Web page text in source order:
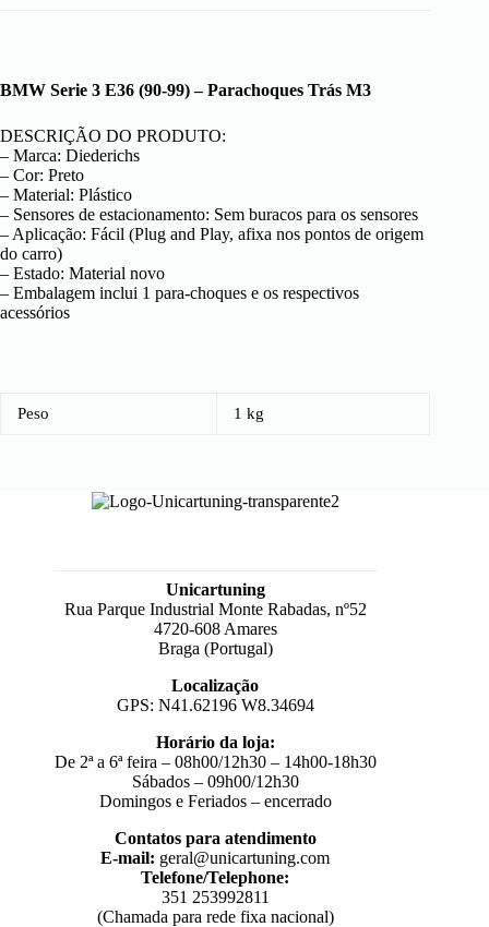
BMW Serie 3 E36 (90-99) – Parachoques Trás M3
DESCRIÇÃO DO PRODUTO:
– Marca: Diederichs
– Cor: Preto
– Material: Plástico
– Sensores de estacionamento: Sem buracos para os sensores
– Aplicação: Fácil (Plug and Play, afixa nos pontos de origem
do carro)
– Estado: Material novo
– Embalagem inclui 1 para-choques e os respectivos
acessórios
Peso 1 kg
Unicartuning
Rua Parque Industrial Monte Rabadas, nº52
4720-608 Amares
Braga (Portugal)
Localização
GPS: N41.62196 W8.34694
Horário da loja:
De 2ª a 6ª feira – 08h00/12h30 – 14h00-18h30
Sábados – 09h00/12h30
Domingos e Feriados – encerrado
Contatos para atendimento
E-mail: geral@unicartuning.com
Telefone/Telephone:
351 253992811
(Chamada para rede fixa nacional)